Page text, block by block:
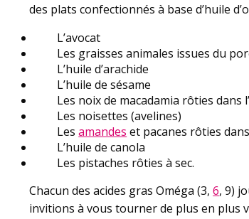
des plats confectionnés à base d’huile
L’avocat
Les graisses animales issues du
L’huile d’arachide
L’huile de sésame
Les noix de macadamia rôties dans
Les noisettes (avelines)
Lesamandes et pacanes rôties
L’huile de canola
Les pistaches rôties à sec.
Chacun des acides gras Oméga (3,6, 9)
invitions à vous tourner de plus en plus